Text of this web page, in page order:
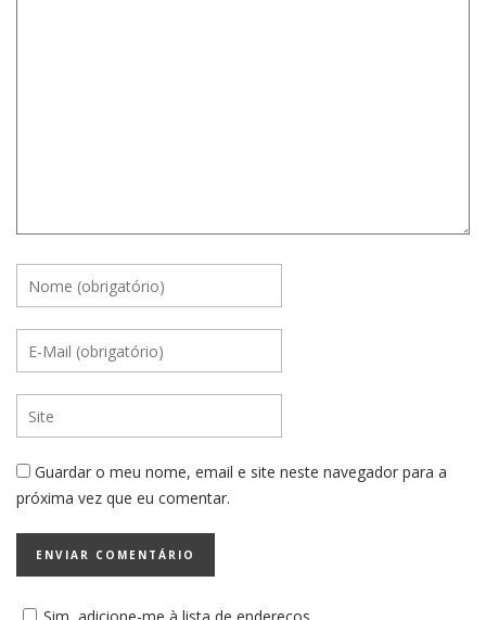
Guardar o meu nome, email e site neste navegador para a
próxima vez que eu comentar.